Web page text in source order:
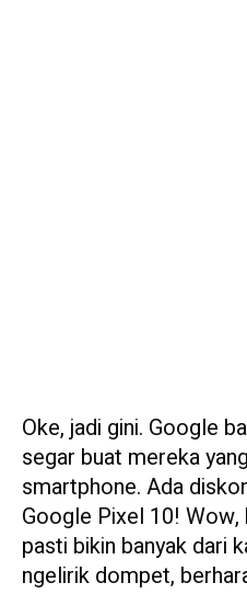
Oke, jadi gini. Google
segar buat mereka
smartphone. Ada
Google Pixel 10! Wow,
pasti bikin banyak dari
ngelirik dompet,